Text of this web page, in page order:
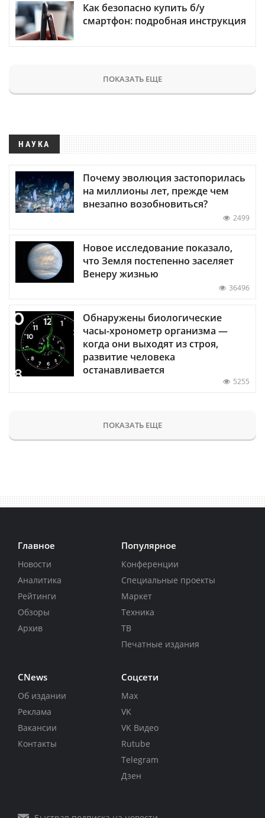
Как безопасно купить б/у
смартфон: подробная инструкция
ПОКАЗАТЬ ЕЩЕ
НАУКА
Почему эволюция застопорилась
на миллионы лет, прежде чем
внезапно возобновиться?
2499
Новое исследование показало,
что Земля постепенно заселяет
Венеру жизнью
36496
Обнаружены биологические
часы-хронометр организма —
когда они выходят из строя,
развитие человека
останавливается
5255
ПОКАЗАТЬ ЕЩЕ
Главное
Новости
Аналитика
Рейтинги
Обзоры
Архив
Популярное
Конференции
Специальные проекты
Маркет
Техника
ТВ
Печатные издания
CNews
Об издании
Реклама
Вакансии
Контакты
Соцсети
Max
VK
VK Видео
Rutube
Telegram
Дзен